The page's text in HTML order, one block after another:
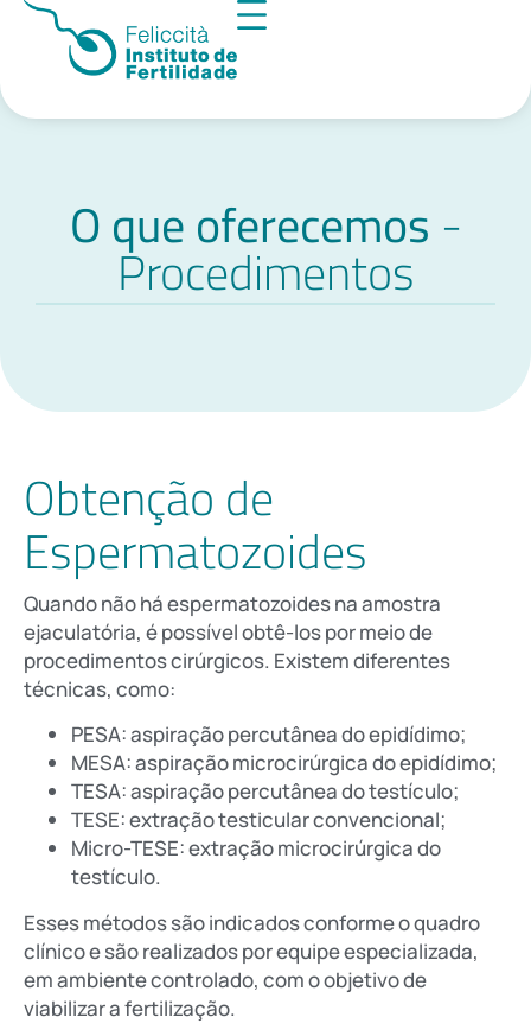
O que oferecemos-
Procedimentos
Obtenção de
Espermatozoides
Quando não há espermatozoides na amostra
ejaculatória, é possível obtê-los por meio de
procedimentos cirúrgicos. Existem diferentes
técnicas, como:
PESA: aspiração percutânea do epidídimo;
MESA: aspiração microcirúrgica do epidídimo;
TESA: aspiração percutânea do testículo;
TESE: extração testicular convencional;
Micro-TESE: extração microcirúrgica do
testículo.
Esses métodos são indicados conforme o quadro
clínico e são realizados por equipe especializada,
em ambiente controlado, com o objetivo de
viabilizar a fertilização.